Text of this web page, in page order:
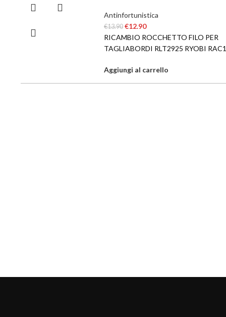
Antinfortunistica
€13.90 €12.90
RICAMBIO ROCCHETTO FILO PER
TAGLIABORDI RLT2925 RYOBI
Aggiungi al carrello